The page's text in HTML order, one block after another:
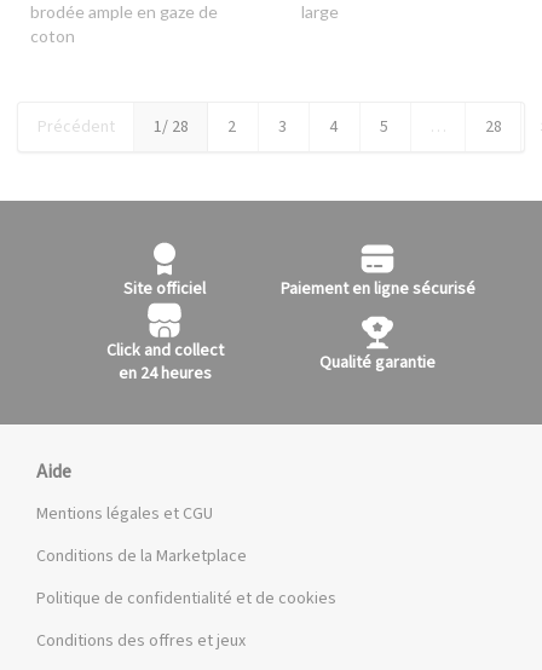
brodée ample en gaze de
coton
large
Précédent 1/ 28 2 3 4 5 … 28
Site officiel Paiement en ligne sécurisé
Click and collect
en 24 heures
Qualité garantie
Aide
Mentions légales et CGU
Conditions de la Marketplace
Politique de confidentialité et de cookies
Conditions des offres et jeux